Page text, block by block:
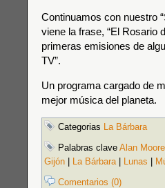
Continuamos con nuestro
viene la frase, “El Rosario
primeras emisiones de
TV”.
Un programa cargado de
mejor música del planeta.
Categorias La Bárbara
Palabras clave Alan Moore
Gijón
La Bárbara| Lunas
Comentarios (0)